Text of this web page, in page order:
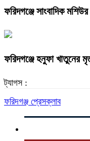
ফরিদগঞ্জে সাংবাদিক
ফরিদগঞ্জে হনুফা খাতুনের
ট্যাগস :
ফরিদগঞ্জ প্রেসক্লাব